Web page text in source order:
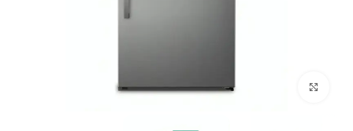
Click to enlarge